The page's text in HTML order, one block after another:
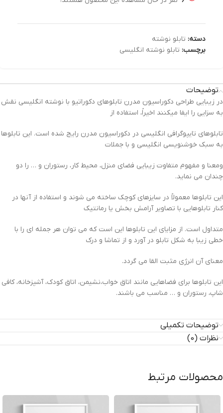
دسته: تابلو نوشته
برچسب: تابلو نوشته انگلیسی
توضیحات
در زیبایی طراحی دکوراسیون مدرن تابلوهای دکوراتیو با نوشته انگلیسی نقش
به سزایی را ایفا میکنند اخیراً، استفاده از
تابلوهای تایپوگرافی انگلیسی در دکوراسیون مدرن رایج شده است. این تابلوها
به سبک خوشنویسی انگلیسی و با جملات
ومعنا و مفهوم متفاوت زیبایی فضای منزل، محیط کار، رستوران و … را دو
چندان می نماید.
این تابلوها معمولاً در سایزهای کوچک ساخته می شوند و استفاده از آنها در
کنار تابلوهایی با تصاویر آرامش بخش یا رمانتیک
متداول است. از مزایای این تابلوها این است که می توان هر جمله ای را با
خطی زیبا به شکل تابلو در آورد و از تماشا و درک
معنای آن انرژی مثبت القا می گردد.
این تابلوها برای فضاهایی مانند اتاق خواب،نشیمن، اتاق کودک، آشپزخانه، کافی
شاپ، رستوران و … مناسب می باشند.
توضیحات تکمیلی
نظرات (0)
محصولات مرتبط